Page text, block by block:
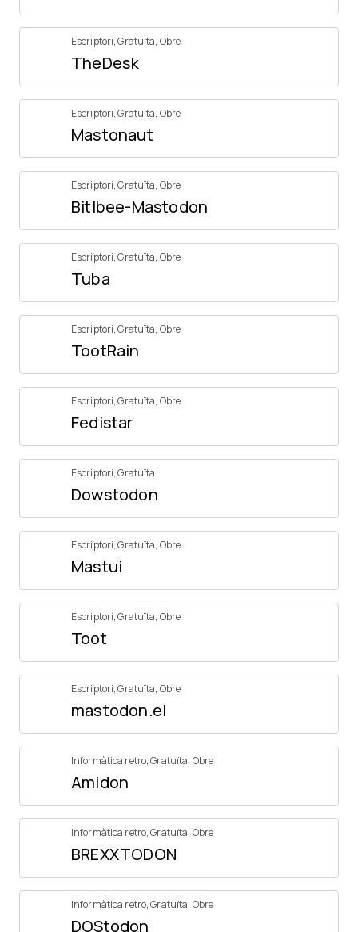
Escriptori, Gratuïta, Obre
TheDesk
Escriptori, Gratuïta, Obre
Mastonaut
Escriptori, Gratuïta, Obre
Bitlbee-Mastodon
Escriptori, Gratuïta, Obre
Tuba
Escriptori, Gratuïta, Obre
TootRain
Escriptori, Gratuïta, Obre
Fedistar
Escriptori, Gratuïta
Dowstodon
Escriptori, Gratuïta, Obre
Mastui
Escriptori, Gratuïta, Obre
Toot
Escriptori, Gratuïta, Obre
mastodon.el
Informàtica retro,Gratuïta, Obre
Amidon
Informàtica retro,Gratuïta, Obre
BREXXTODON
Informàtica retro,Gratuïta, Obre
DOStodon